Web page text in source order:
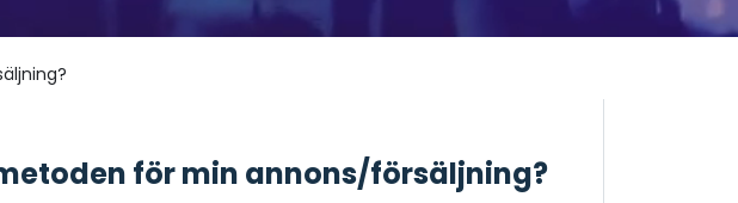
för min annons/försäljning?